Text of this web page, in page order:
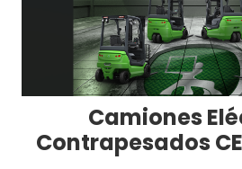
Camiones
Contrapesados